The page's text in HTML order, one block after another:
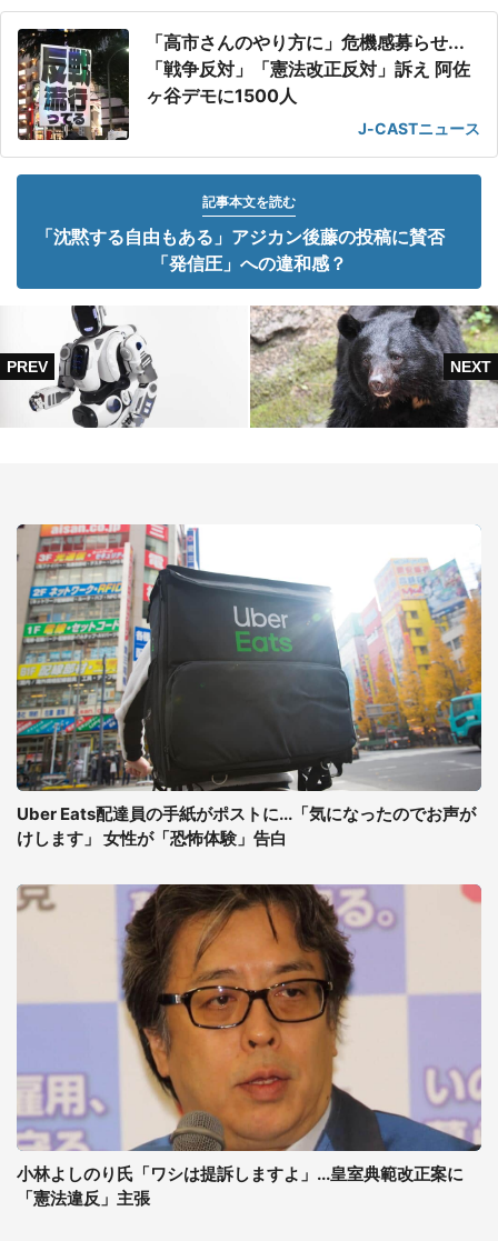
「高市さんのやり方に」危機感募らせ...
「戦争反対」「憲法改正反対」訴え 阿佐
ヶ谷デモに1500人
J-CASTニュース
記事本文を読む
「沈黙する自由もある」アジカン後藤の投稿に賛否
「発信圧」への違和感？
Uber Eats配達員の手紙がポストに...「気になったのでお声が
けします」 女性が「恐怖体験」告白
小林よしのり氏「ワシは提訴しますよ」...皇室典範改正案に
「憲法違反」主張